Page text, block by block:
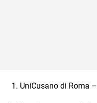
UniCusano di Roma